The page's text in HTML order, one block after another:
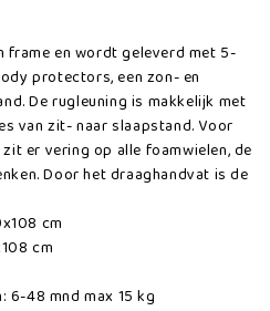
frame en wordt geleverd met 5-
protectors, een zon- en
De rugleuning is makkelijk met
van zit- naar slaapstand. Voor
er vering op alle foamwielen, de
Door het draaghandvat is de
cm
cm
6-48 mnd max 15 kg